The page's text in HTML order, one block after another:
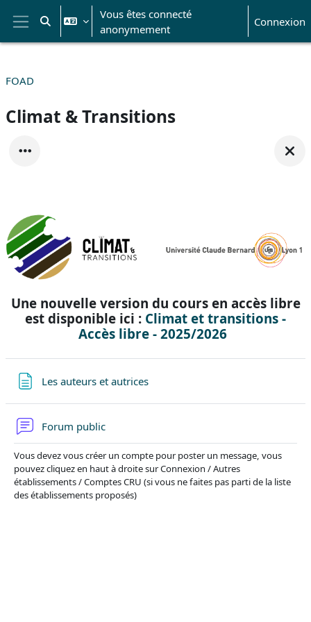
Passer au contenu principal
Panneau latéral
Activer/désactiver la saisie de recherche
Vous êtes connecté
anonymement
Connexion
FOAD
Climat & Transitions
Une nouvelle version du cours en accès libre
est disponible ici : Climat et transitions -
Accès libre - 2025/2026
Les auteurs et autrices
Forum public
Vous devez vous créer un compte pour poster un message, vous
pouvez cliquez en haut à droite sur Connexion / Autres
établissements / Comptes CRU (si vous ne faites pas parti de la liste
des établissements proposés)